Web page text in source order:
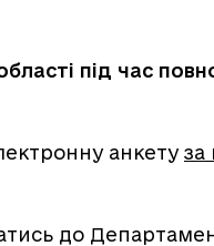
під час
анкету за
до